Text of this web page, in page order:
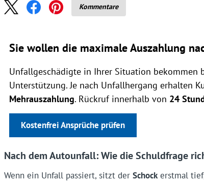
Kommentare
Sie wollen die maximale Auszahlung
Unfallgeschädigte in Ihrer Situation bekommen
Unterstützung. Je nach Unfallhergang erhalten
Mehrauszahlung. Rückruf innerhalb von 24
Kostenfrei Ansprüche prüfen
Nach dem Autounfall: Wie die Schuldfrage
Wenn ein Unfall passiert, sitzt der Schockerstmal